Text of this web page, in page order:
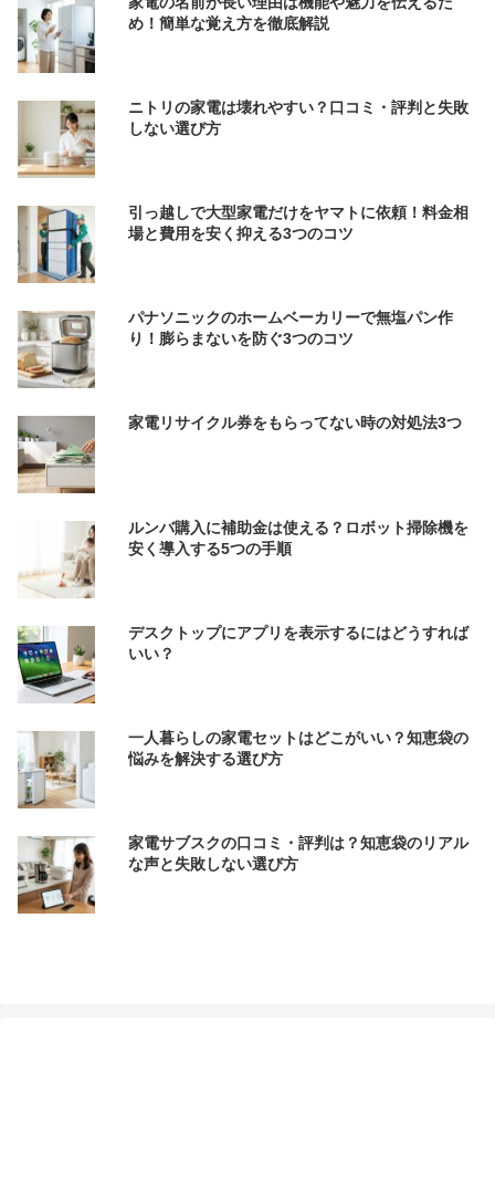
め！簡単な覚え方を徹底解説
ニトリの家電は壊れやすい？口コミ・評判と失敗
しない選び方
引っ越しで大型家電だけをヤマトに依頼！料金相
場と費用を安く抑える3つのコツ
パナソニックのホームベーカリーで無塩パン作
り！膨らまないを防ぐ3つのコツ
家電リサイクル券をもらってない時の対処法3つ
ルンバ購入に補助金は使える？ロボット掃除機を
安く導入する5つの手順
デスクトップにアプリを表示するにはどうすれば
いい？
一人暮らしの家電セットはどこがいい？知恵袋の
悩みを解決する選び方
家電サブスクの口コミ・評判は？知恵袋のリアル
な声と失敗しない選び方